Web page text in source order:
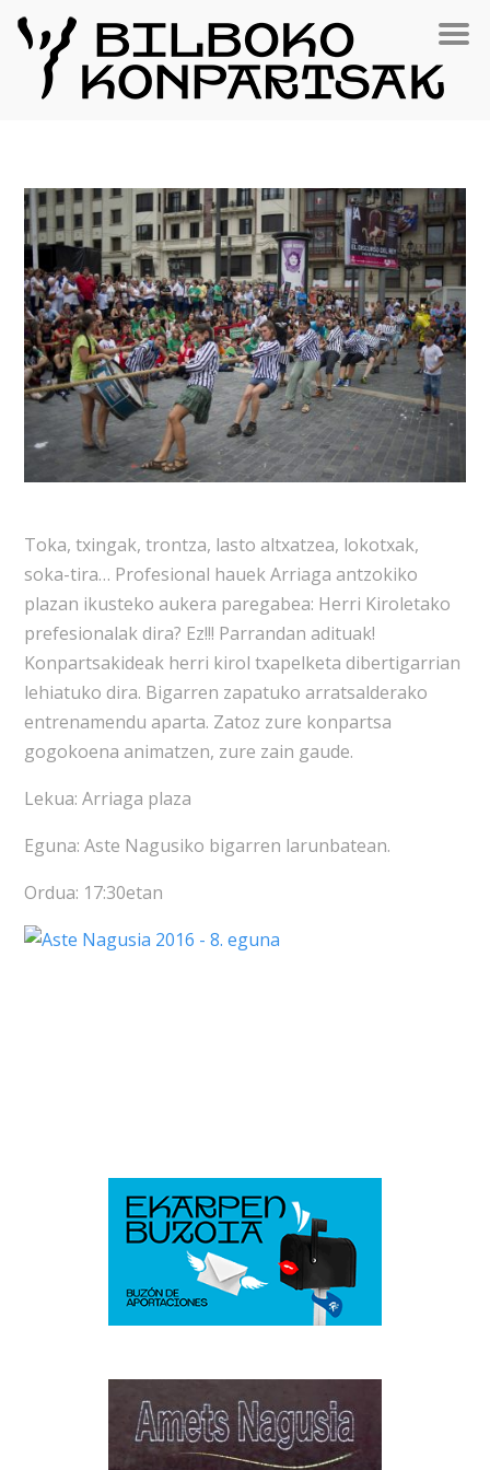
Toka, txingak, trontza, lasto altxatzea, lokotxak,
soka-tira… Profesional hauek Arriaga antzokiko
plazan ikusteko aukera paregabea: Herri Kiroletako
prefesionalak dira? Ez!!! Parrandan adituak!
Konpartsakideak herri kirol txapelketa dibertigarrian
lehiatuko dira. Bigarren zapatuko arratsalderako
entrenamendu aparta. Zatoz zure konpartsa
gogokoena animatzen, zure zain gaude.
Lekua: Arriaga plaza
Eguna: Aste Nagusiko bigarren larunbatean.
Ordua: 17:30etan